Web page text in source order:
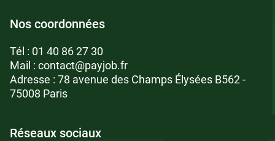
Nos coordonnées
Tél : 01 40 86 27 30
Mail : contact@payjob.fr
Adresse : 78 avenue des Champs Élysées B562 -
75008 Paris
Réseaux sociaux